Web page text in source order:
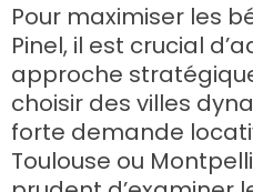
Pour maximiser les
Pinel, il est crucial
approche
choisir des villes
forte demande
Toulouse ou